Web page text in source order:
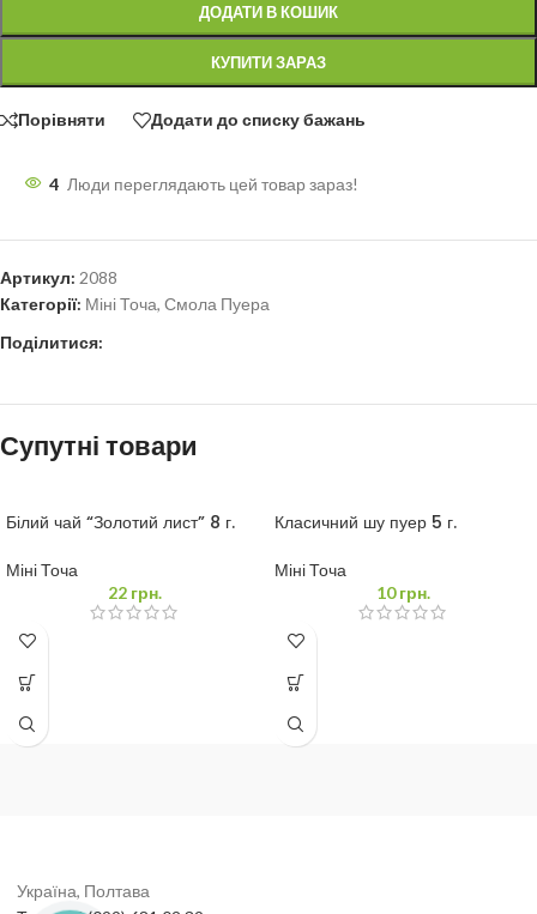
ДОДАТИ В КОШИК
КУПИТИ ЗАРАЗ
Порівняти Додати до списку бажань
4 Люди переглядають цей товар зараз!
Артикул: 2088
Категорії: Міні Точа, Смола Пуера
Поділитися:
Супутні товари
Білий чай “Золотий лист” 8 г.
Міні Точа
22грн.
Класичний шу пуер 5 г.
Міні Точа
10грн.
Україна, Полтава